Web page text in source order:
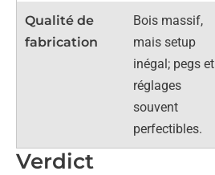
Qualité de
fabrication
Bois massif,
mais setup
inégal; pegs et
réglages
souvent
perfectibles.
Verdict